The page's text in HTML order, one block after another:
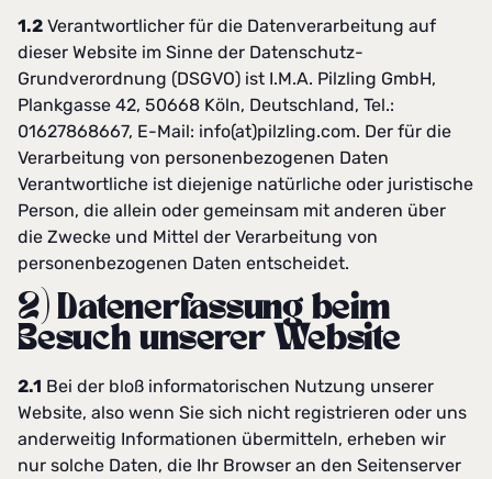
1.2 Verantwortlicher für die Datenverarbeitung auf
dieser Website im Sinne der Datenschutz-
Grundverordnung (DSGVO) ist I.M.A. Pilzling GmbH,
Plankgasse 42, 50668 Köln, Deutschland, Tel.:
01627868667, E-Mail: info(at)pilzling.com. Der für die
Verarbeitung von personenbezogenen Daten
Verantwortliche ist diejenige natürliche oder juristische
Person, die allein oder gemeinsam mit anderen über
die Zwecke und Mittel der Verarbeitung von
personenbezogenen Daten entscheidet.
2) Datenerfassung beim
Besuch unserer Website
2.1 Bei der bloß informatorischen Nutzung unserer
Website, also wenn Sie sich nicht registrieren oder uns
anderweitig Informationen übermitteln, erheben wir
nur solche Daten, die Ihr Browser an den Seitenserver